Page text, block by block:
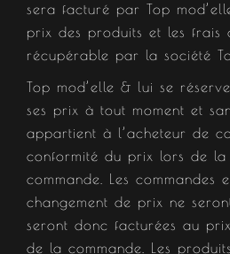
sera facturé par Top
prix des produits et les frais
récupérable par la société
Top mod’elle & lui se
ses prix à tout moment et
appartient à l’acheteur de
conformité du prix lors de
commande. Les commandes
changement de prix ne
seront donc facturées au
de la commande. Les